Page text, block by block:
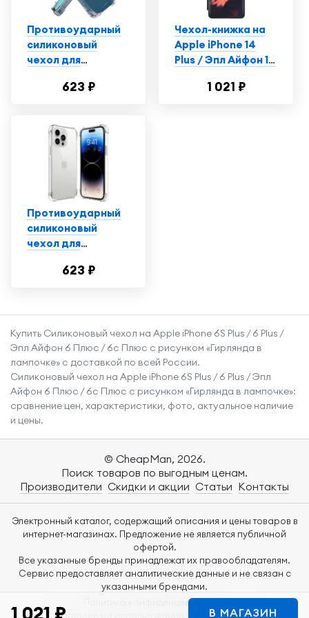
Прозрачный
Противоударный
силиконовый
чехол для
iPhone 14 Plus /
смартфона Эпл
Айфон 14 Плюс с
защитой углов /
Прозрачный
623 ₽
Чехол-книжка на
Apple iPhone 14
Plus / Эпл Айфон 14
"Красно-синяя
1 021 ₽
Противоударный
силиконовый
чехол для
iPhone 14 Pro /
смартфона Эпл
Айфон 14 Про с
защитой углов /
Прозрачный
623 ₽
Купить Силиконовый чехол на Apple iPhone 6S Plus / 6 Plus /
Эпл Айфон 6 Плюс / 6с Плюс с рисунком «Гирлянда в
лампочке» с доставкой по всей России.
Силиконовый чехол на Apple iPhone 6S Plus / 6 Plus / Эпл
Айфон 6 Плюс / 6с Плюс с рисунком «Гирлянда в лампочке»:
сравнение цен, характеристики, фото, актуальное наличие
и цены.
1 021 ₽ В МАГАЗИН
© CheapMan, 2026.
Поиск товаров по выгодным ценам.
Производители Скидки и акции Статьи Контакты
Электронный каталог, содержащий описания и цены товаров в
интернет-магазинах. Предложение не является публичной
офертой.
Все указанные бренды принадлежат их правообладателям.
Сервис предоставляет аналитические данные и не связан с
указанными брендами.
Политика конфиденциальности
Согласие на использование файлов Cookie